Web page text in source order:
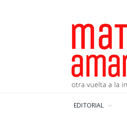
EDITORIAL